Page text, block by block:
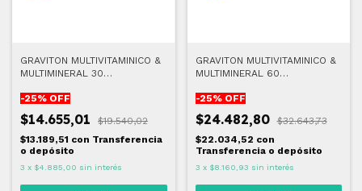
GRAVITON MULTIVITAMINICO &
MULTIMINERAL 30
-25% OFF
$14.655,01
$19.540,02
$13.189,51 con Transferencia
o depósito
3 x $4.885,00 sin interés
GRAVITON MULTIVITAMINICO &
MULTIMINERAL 60
-25% OFF
$24.482,80
$32.643,73
$22.034,52 con
Transferencia o depósito
3 x $8.160,93 sin interés